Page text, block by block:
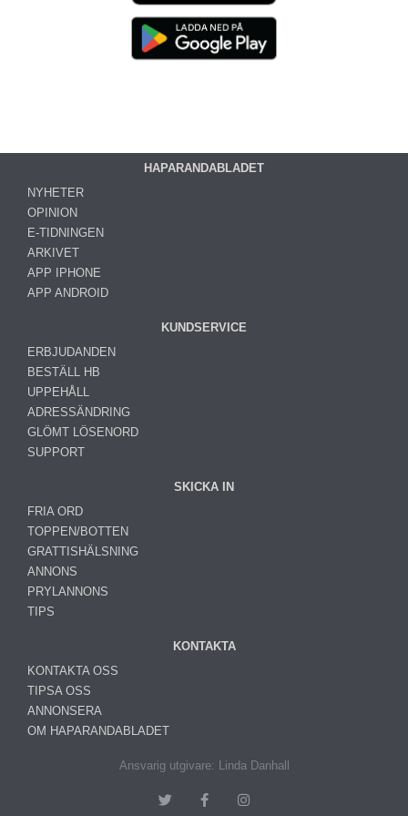
HAPARANDABLADET
NYHETER
OPINION
E-TIDNINGEN
ARKIVET
APP IPHONE
APP ANDROID
KUNDSERVICE
ERBJUDANDEN
BESTÄLL HB
UPPEHÅLL
ADRESSÄNDRING
GLÖMT LÖSENORD
SUPPORT
SKICKA IN
FRIA ORD
TOPPEN/BOTTEN
GRATTISHÄLSNING
ANNONS
PRYLANNONS
TIPS
KONTAKTA
KONTAKTA OSS
TIPSA OSS
ANNONSERA
OM HAPARANDABLADET
Ansvarig utgivare: Linda Danhall